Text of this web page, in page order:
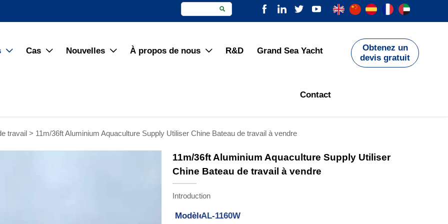

 Cas  Nouvelles  À propos de nous  R&D Grand Sea Yacht
Contact
Obtenez un
devis gratuit
travail> 11m/36ft Aluminium Aquaculture Supply Utiliser Chine Bateau de travail à vendre
11m/36ft Aluminium Aquaculture Supply Utiliser
Chine Bateau de travail à vendre
Introduction
Modèle:AL-1160W